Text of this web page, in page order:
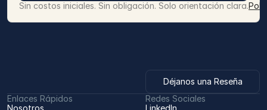
Sin costos iniciales. Sin obligación. Solo orientación clara.
Déjanos una Reseña
Enlaces Rápidos
Nosotros
Redes Sociales
LinkedIn